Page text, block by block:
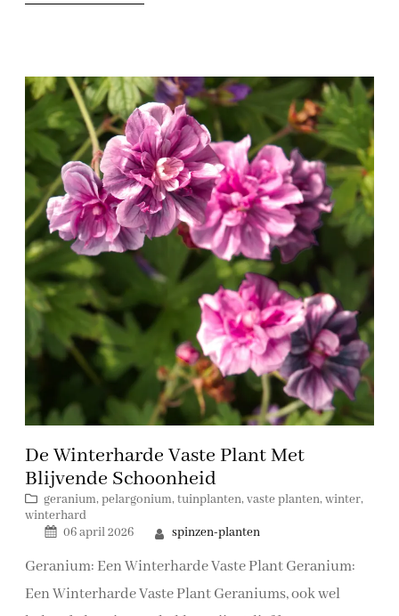
De Winterharde Vaste Plant Met
Blijvende Schoonheid
geranium, pelargonium, tuinplanten, vaste planten, winter
winterhard
06 april 2026
spinzen-planten
Geranium: Een Winterharde Vaste Plant Geranium:
Een Winterharde Vaste Plant Geraniums, ook wel